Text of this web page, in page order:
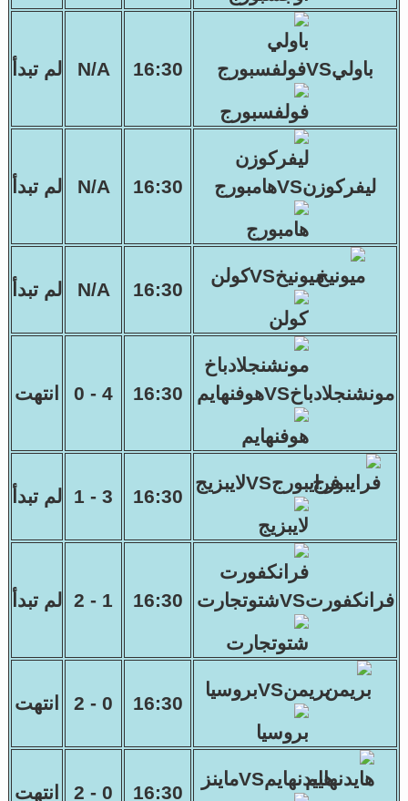
باوليVSفولفسبورج 16:30
N/A لم تبدأ
ليفركوزنVSهامبورج 16:30
N/A لم تبدأ
ميونيخVSكولن
16:30
N/A لم تبدأ
مونشنجلادباخVSهوفنهايم 16:30
4 - 0 انتهت
فرايبورجVSلايبزيج
16:30
3 - 1 لم تبدأ
فرانكفورتVSشتوتجارت 16:30
1 - 2 لم تبدأ
بريمنVSبروسيا
16:30
0 - 2 انتهت
هايدنهايمVSماينز
16:30
0 - 2 انتهت